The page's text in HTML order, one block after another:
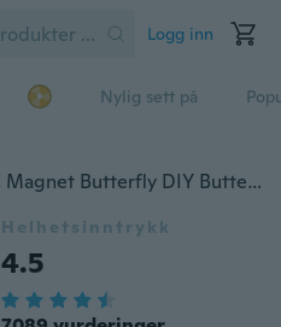
Logg inn
Nylig sett på
12stk Mote Tilbehør 3D PVC Magnet Butterfly DIY Butterfly Art Decal Veggmaleri Klistremerker Hjemmeinnredning
Helhetsinntrykk
4.5